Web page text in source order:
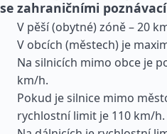
se zahraničními
V pěší (obytné) zóně – 20
V obcích (městech) je
Na silnicích mimo obce je
km/h.
Pokud je silnice mimo
rychlostní limit je 110 km/h.